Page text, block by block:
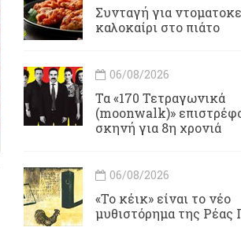
Συνταγή για
καλοκαίρι στο πιάτο
06/08/2026
Τα «170 Τετραγωνικά
(moonwalk)»
σκηνή για 8η χρονιά
06/08/2026
«Το κέικ» είναι το νέο
μυθιστόρημα της Ρέας